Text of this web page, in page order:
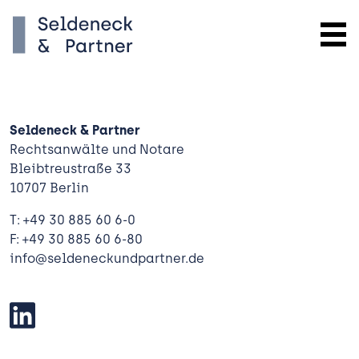
Kanzlei
Expertise
Team
Seldeneck & Partner
Rechtsanwälte und Notare
Bleibtreustraße 33
10707 Berlin
T: +49 30 885 60 6-0
F: +49 30 885 60 6-80
info@seldeneckundpartner.de